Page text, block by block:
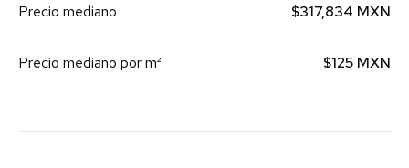
Precio mediano $317,834 MXN
Precio mediano por m² $125 MXN